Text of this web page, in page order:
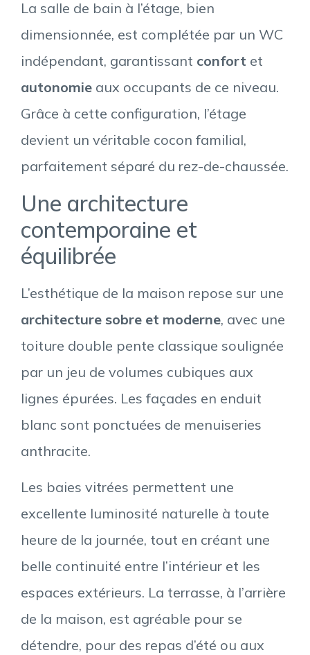
La salle de bain à l’étage, bien
dimensionnée, est complétée par un WC
indépendant, garantissant confort et
autonomie aux occupants de ce niveau.
Grâce à cette configuration, l’étage
devient un véritable cocon familial,
parfaitement séparé du rez-de-chaussée.
Une architecture
contemporaine et
équilibrée
L’esthétique de la maison repose sur une
architecture sobre et moderne, avec une
toiture double pente classique soulignée
par un jeu de volumes cubiques aux
lignes épurées. Les façades en enduit
blanc sont ponctuées de menuiseries
anthracite.
Les baies vitrées permettent une
excellente luminosité naturelle à toute
heure de la journée, tout en créant une
belle continuité entre l’intérieur et les
espaces extérieurs. La terrasse, à l’arrière
de la maison, est agréable pour se
détendre, pour des repas d’été ou aux